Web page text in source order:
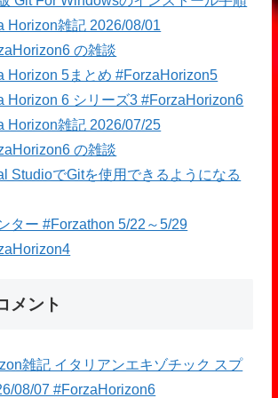
Horizon雑記 2026/08/01
の雑談
Horizon 5まとめ #ForzaHorizon5
Horizon 6 シリーズ3 #ForzaHorizon6
Horizon雑記 2026/07/25
の雑談
StudioでGitを使用できるようになる
ター #Forzathon 5/22～5/29
メント
雑記 イタリアンエキゾチック スプ
08/07 #ForzaHorizon6